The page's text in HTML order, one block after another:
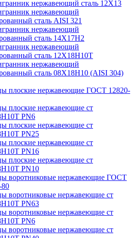
нержавеющий сталь 12Х13
нержавеющий
сталь AISI 321
нержавеющий
сталь 14Х17Н2
нержавеющий
сталь 12Х18Н10Т
нержавеющий
сталь 08Х18Н10 (AISI 304)
плоские нержавеющие ГОСТ 12820-
плоские нержавеющие ст
PN6
плоские нержавеющие ст
PN25
плоские нержавеющие ст
PN16
плоские нержавеющие ст
PN10
воротниковые нержавеющие ГОСТ
80
воротниковые нержавеющие ст
PN63
воротниковые нержавеющие ст
PN6
воротниковые нержавеющие ст